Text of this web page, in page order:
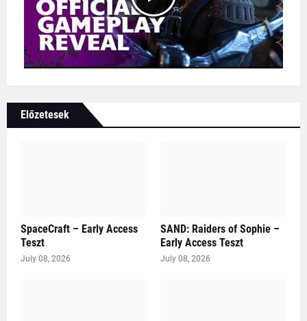
Előzetesek
SpaceCraft – Early Access
Teszt
July 08, 2026
SAND: Raiders of Sophie –
Early Access Teszt
July 08, 2026